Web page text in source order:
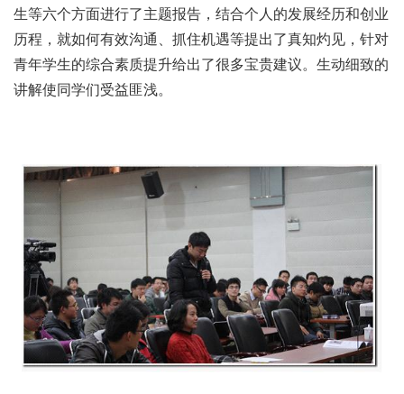
生等六个方面进行了主题报告，结合个人的发展经历和创业
历程，就如何有效沟通、抓住机遇等提出了真知灼见，针对
青年学生的综合素质提升给出了很多宝贵建议。生动细致的
讲解使同学们受益匪浅。